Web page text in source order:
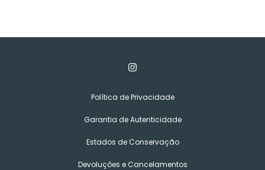
Política de Privacidade
Garantia de Autenticidade
Estados de Conservação
Devoluções e Cancelamentos